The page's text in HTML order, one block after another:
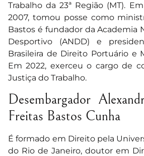
Trabalho da 23ª Região (MT).
2007, tomou posse como
Bastos é fundador da Academia
Desportivo (ANDD) e
Brasileira de Direito Portuário e
Em 2022, exerceu o cargo de
Justiça do Trabalho.
Desembargador
Freitas Bastos Cunha
É formado em Direito pela
do Rio de Janeiro, doutor em